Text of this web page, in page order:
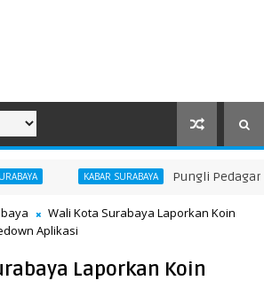
Pungli Pedagang di Tugu Pahlawan
Wali Kota Surabaya Laporkan Koin
Aplikasi
Laporkan Koin